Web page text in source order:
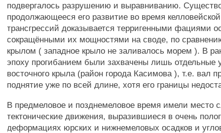
подвергалось разрушению и выравниванию.
продолжающееся его развитие во время
трансгрессий доказывается терригенными фациями
сокращёнными их мощностями на своде, по
крылом ( западное крыло не заливалось морем ). В
эпоху прогибанием были захвачены лишь отдельные
восточного крыла (район города Касимова ), т.е. вал
поднятие уже по всей длине, хотя его границы
В предмеловое и позднемеловое время имели место
тектонические движения, выразившиеся в очень
деформациях юрских и нижнемеловых осадков и